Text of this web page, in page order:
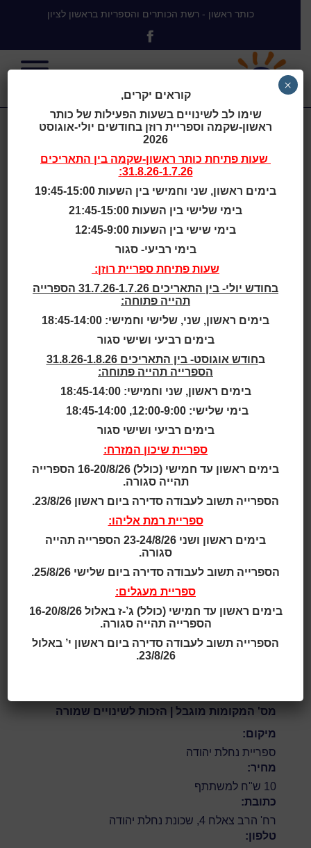
כותר ראשון - רשת הכותרים והספריות בראשון לציון
פיקו הקופיקו
גילאי 2 - 4
גילאי 2.5 - 4
גילאי 2 - 5
גילאי 3 - 5
גילאי 3 - 7
גילאי 4 - 7
גילאי 4 - 8
לקוף יש בעיה, הוא איבד את אימא שלו. למזלו הוא פגש
חבר נחמד שהציע לו עזרה וביחד יצאו למסע קסום ביער
שבמהלכו פגשו המון חיות. האם יפגשו גם את אימא?
תיאטרון החלומות של אסיק - אסף רוזנבאום.
מס' המקומות מוגבל | הזכות לשינויים שמורה
מיקום:
ספריית נחלת יהודה
מחיר:
10 ש"ח למשתתף
כתובת:
רח' הרב צאלח 4, שכונת נחלת יהודה
טלפון:
קוראים יקרים,
שימו לב לשינויים בשעות הפעילות של כותר
ראשון-שקמה וספריית רוזן בחודשים יולי-אוגוסט
2026
שעות פתיחת כותר ראשון-שקמה בין התאריכים
31.8.26-1.7.26:
בימים ראשון, שני וחמישי בין השעות 19:45-15:00
בימי שלישי בין השעות 21:45-15:00
בימי שישי בין השעות 12:45-9:00
בימי רביעי- סגור
שעות פתיחת ספריית רוזן:
בחודש יולי- בין התאריכים 31.7.26-1.7.26 הספרייה
תהייה פתוחה:
בימים ראשון, שני, שלישי וחמישי: 18:45-14:00
בימים רביעי ושישי סגור
ב
חודש אוגוסט- בין התאריכים 31.8.26-1.8.26
הספרייה תהייה פתוחה:
בימים ראשון, שני וחמישי: 18:45-14:00
בימי שלישי: 12:00-9:00, 18:45-14:00
בימים רביעי ושישי סגור
ספריית שיכון המזרח:
בימים ראשון עד חמישי (כולל) 16-20/8/26 הספרייה
תהייה סגורה.
הספרייה תשוב לעבודה סדירה ביום ראשון 23/8/26.
ספריית רמת אליהו:
בימים ראשון ושני 23-24/8/26 הספרייה תהייה
סגורה.
הספרייה תשוב לעבודה סדירה ביום שלישי 25/8/26.
ספריית מעגלים:
בימים ראשון עד חמישי (כולל) ג’-ז באלול 16-20/8/26
הספרייה תהייה סגורה.
הספרייה תשוב לעבודה סדירה ביום ראשון י’ באלול
23/8/26.
×